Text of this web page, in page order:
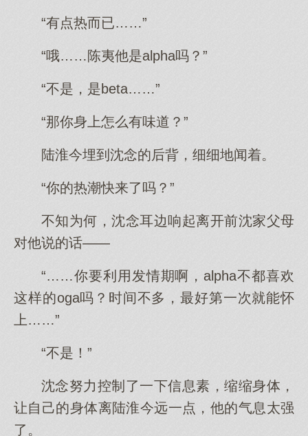
“有点热而已……”
“哦……陈夷他是alpha吗？”
“不是，是beta……”
“那你身上怎么有味道？”
陆淮今埋到沈念的后背，细细地闻着。
“你的热潮快来了吗？”
不知为何，沈念耳边响起离开前沈家父母
对他说的话——
“……你要利用发情期啊，alpha不都喜欢
这样的oga吗？时间不多，最好第一次就能怀
上……”
“不是！”
沈念努力控制了一下信息素，缩缩身体，
让自己的身体离陆淮今远一点，他的气息太强
了。